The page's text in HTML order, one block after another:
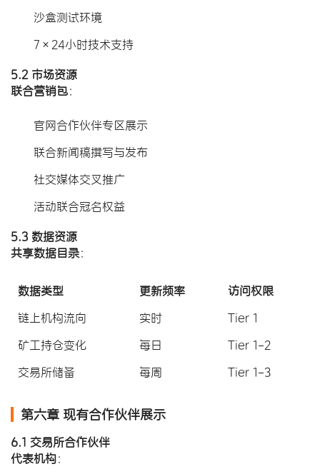
沙盒测试环境
7×24小时技术支持
5.2 市场资源
联合营销包​：
官网合作伙伴专区展示
联合新闻稿撰写与发布
社交媒体交叉推广
活动联合冠名权益
5.3 数据资源
共享数据目录​：
数据类型 更新频率
访问权限
链上机构流向
实时
Tier 1
矿工持仓变化
每日
Tier 1-2
交易所储备
每周 Tier 1-3
第六章 现有合作伙伴展示
6.1 交易所合作伙伴
代表机构​：